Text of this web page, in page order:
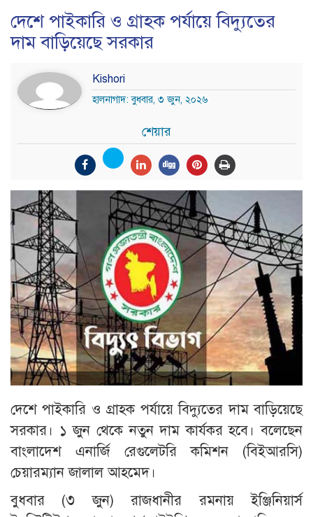
দেশে পাইকারি ও গ্রাহক পর্যায়ে বিদ্যুতের
দাম বাড়িয়েছে সরকার
Kishori
হালনাগাদ: বুধবার, ৩ জুন, ২০২৬
শেয়ার
দেশে পাইকারি ও গ্রাহক পর্যায়ে বিদ্যুতের দাম বাড়িয়েছে
সরকার। ১ জুন থেকে নতুন দাম কার্যকর হবে। বলেছেন
বাংলাদেশ এনার্জি রেগুলেটরি কমিশন (বিইআরসি)
চেয়ারম্যান জালাল আহমেদ।
বুধবার (৩ জুন) রাজধানীর রমনায় ইঞ্জিনিয়ার্স